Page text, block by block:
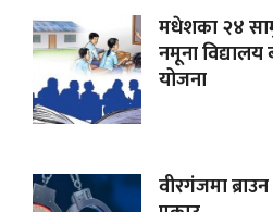
मधेशका २४
नमूना
योजना
वीरगंजमा